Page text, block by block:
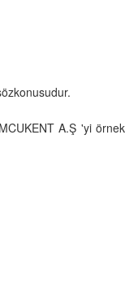
A.Ş 'yi örnek